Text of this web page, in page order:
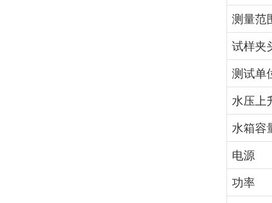
测量范
试样夹
测试单
水压上
水箱容
电源
功率